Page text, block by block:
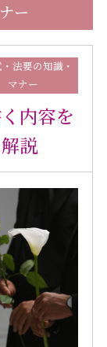
ー
法要の知識・
マナー
内容を
説